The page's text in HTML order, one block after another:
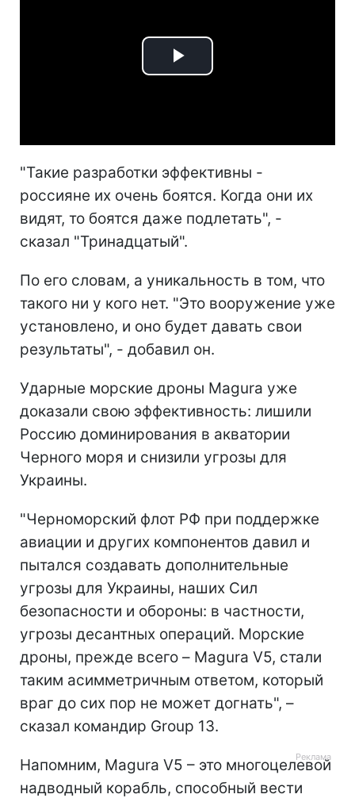
Play
"Такие разработки эффективны -
россияне их очень боятся. Когда они их
видят, то боятся даже подлетать", -
сказал "Тринадцатый".
По его словам, а уникальность в том, что
такого ни у кого нет. "Это вооружение уже
установлено, и оно будет давать свои
результаты", - добавил он.
Ударные морские дроны Magura уже
доказали свою эффективность: лишили
Россию доминирования в акватории
Черного моря и снизили угрозы для
Украины.
"Черноморский флот РФ при поддержке
авиации и других компонентов давил и
пытался создавать дополнительные
угрозы для Украины, наших Сил
безопасности и обороны: в частности,
угрозы десантных операций. Морские
дроны, прежде всего – Magura V5, стали
таким асимметричным ответом, который
враг до сих пор не может догнать", –
сказал командир Group 13.
Напомним, Magura V5 – это многоцелевой
надводный корабль, способный вести